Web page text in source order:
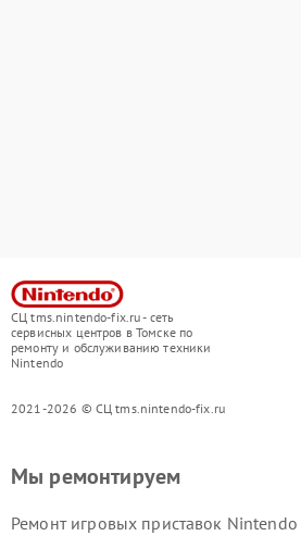
СЦ tms.nintendo-fix.ru - сеть
сервисных центров в Томске по
ремонту и обслуживанию техники
Nintendo
2021-2026 © СЦ tms.nintendo-fix.ru
Мы ремонтируем
Ремонт игровых приставок Nintendo